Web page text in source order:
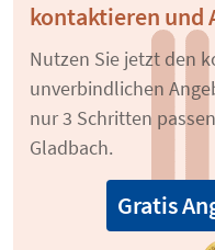
kontaktieren und
Nutzen Sie jetzt den
unverbindlichen
nur 3 Schritten
Gladbach.
Gratis